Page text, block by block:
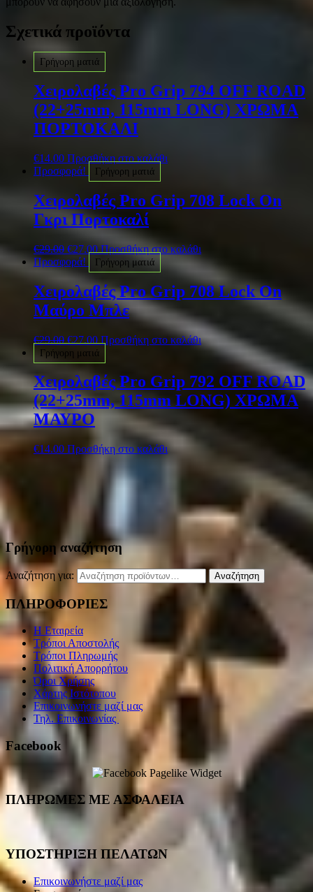
Σχετικά προϊόντα
Γρήγορη ματιά
Χειρολαβές Pro Grip 794 OFF ROAD
(22+25mm, 115mm LONG) ΧΡΩΜΑ
ΠΟΡΤΟΚΑΛΙ
€14.00 Προσθήκη στο καλάθι
Προσφορά!
Γρήγορη ματιά
Χειρολαβές Pro Grip 708 Lock On
Γκρι Πορτοκαλί
€29.00 €27.00 Προσθήκη στο καλάθι
Προσφορά!
Γρήγορη ματιά
Χειρολαβές Pro Grip 708 Lock On
Μαύρο Μπλε
€29.00 €27.00 Προσθήκη στο καλάθι
Γρήγορη ματιά
Χειρολαβές Pro Grip 792 OFF ROAD
(22+25mm, 115mm LONG) ΧΡΩΜΑ
ΜΑΥΡΟ
€14.00 Προσθήκη στο καλάθι
Γρήγορη αναζήτηση
Αναζήτηση για: Αναζήτηση
ΠΛΗΡΟΦΟΡΙΕΣ
Η Εταιρεία
Τρόποι Αποστολής
Τρόποι Πληρωμής
Πολιτική Απορρήτου
Όροι Χρήσης
Χάρτης Ιστότοπου
Επικοινωνήστε μαζί μας
Τηλ. Επικοινωνίας
Facebook
ΠΛΗΡΩΜΕΣ ΜΕ ΑΣΦΑΛΕΙΑ
ΥΠΟΣΤΗΡΙΞΗ ΠΕΛΑΤΩΝ
Επικοινωνήστε μαζί μας